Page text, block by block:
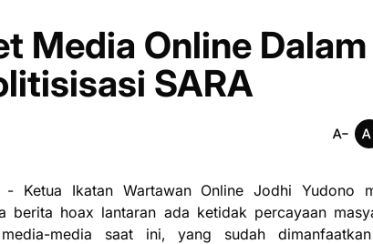
Media Online Dalam
SARA
- Ketua Ikatan Wartawan Online Jodhi Yudono
berita hoax lantaran ada ketidak percayaan
media saat ini, yang sudah